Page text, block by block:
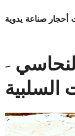
صناعة يدوية
-
السلبية